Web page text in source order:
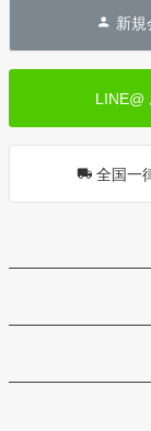
新規
LINE@
全国一